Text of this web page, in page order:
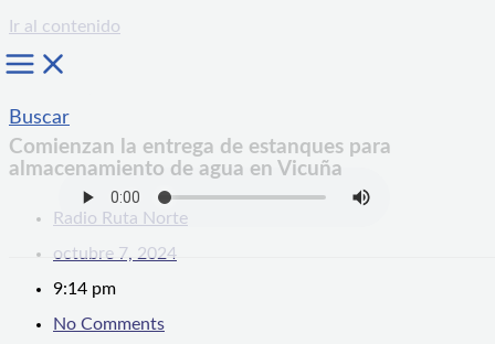
Ir al contenido
Buscar
Comienzan la entrega de estanques para
almacenamiento de agua en Vicuña
Radio Ruta Norte
octubre 7, 2024
9:14 pm
No Comments